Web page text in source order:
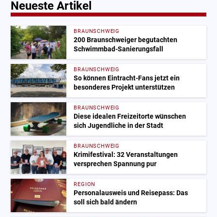
Neueste Artikel
BRAUNSCHWEIG
200 Braunschweiger begutachten
Schwimmbad-Sanierungsfall
BRAUNSCHWEIG
So können Eintracht-Fans jetzt ein
besonderes Projekt unterstützen
BRAUNSCHWEIG
Diese idealen Freizeitorte wünschen
sich Jugendliche in der Stadt
BRAUNSCHWEIG
Krimifestival: 32 Veranstaltungen
versprechen Spannung pur
REGION
Personalausweis und Reisepass: Das
soll sich bald ändern